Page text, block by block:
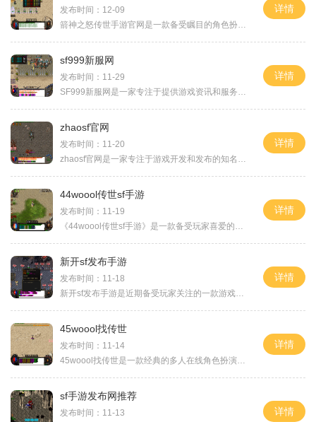
发布时间：12-09
箭神之怒传世手游官网是一款备受瞩目的角色扮演游戏，该游戏以其精美的画面、刺激的战斗和丰富的玩法而深受玩家喜爱。在这款游戏中，玩家将扮演一名箭神，拥有强大的射术和技
详情
sf999新服网
发布时间：11-29
SF999新服网是一家专注于提供游戏资讯和服务的知名网站。作为一个游戏爱好者，你可能会对游戏的具体玩法和特点感兴趣。在SF999新服网上，你可以找到与各类游戏相关的最新信息和详
详情
zhaosf官网
发布时间：11-20
zhaosf官网是一家专注于游戏开发和发布的知名公司。作为游戏爱好者的首选，zhaosf官网致力于为玩家带来精彩纷呈的游戏体验。本文将详细介绍zhaosf官网的游戏具体玩法，让读者对这家
详情
44woool传世sf手游
发布时间：11-19
《44woool传世sf手游》是一款备受玩家喜爱的传世类手游。游戏继承了传世经典玩法，并进行了创新和优化，为玩家带来了全新的游戏体验。下面将为大家详细介绍游戏的具体玩法。游戏
详情
新开sf发布手游
发布时间：11-18
新开sf发布手游是近期备受玩家关注的一款游戏。作为一款全新的手游，它不仅具备以往sf系列游戏的精髓，还有更多创新的元素加入。玩家可以体验到自由开放的游戏世界，感受到高自
详情
45woool找传世
发布时间：11-14
45woool找传世是一款经典的多人在线角色扮演游戏。这款游戏得到了广大玩家的热爱和支持，并且在游戏界也赢得了极高的声誉。让我们一起来了解一下这款游戏的具体玩法。45woool找传世
详情
sf手游发布网推荐
发布时间：11-13
详情